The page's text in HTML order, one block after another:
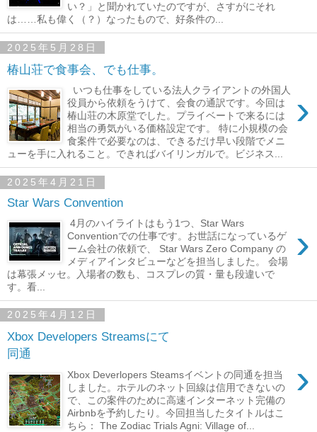
い？」と聞かれていたのですが、さすがにそれ
は……私も偉く（？）なったもので、好条件の...
2025年5月28日
椿山荘で食事会、でも仕事。
›
いつも仕事をしている法人クライアントの外国人
役員から依頼をうけて、会食の通訳です。今回は
椿山荘の木原堂でした。プライベートで来るには
相当の勇気がいる価格設定です。 特に小規模の会
食案件で必要なのは、できるだけ早い段階でメニ
ューを手に入れること。できればバイリンガルで。ビジネス...
2025年4月21日
Star Wars Convention
›
4月のハイライトはもう1つ、Star Wars
Conventionでの仕事です。お世話になっているゲ
ーム会社の依頼で、 Star Wars Zero Company の
メディアインタビューなどを担当しました。 会場
は幕張メッセ。入場者の数も、コスプレの質・量も段違いで
す。看...
2025年4月12日
Xbox Developers Streamsにて
同通
›
Xbox Deverlopers Steamsイベントの同通を担当
しました。ホテルのネット回線は信用できないの
で、この案件のために高速インターネット完備の
Airbnbを予約したり。今回担当したタイトルはこ
ちら： The Zodiac Trials Agni: Village of...